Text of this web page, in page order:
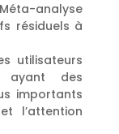
analyse
résiduels à
utilisateurs
ayant des
importants
l’attention